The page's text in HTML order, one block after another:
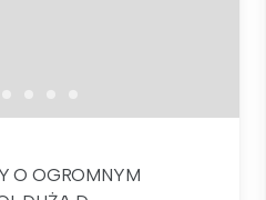
O OGROMNYM